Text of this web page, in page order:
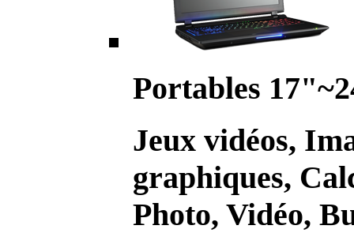
Portables
Jeux vidéos,
graphiques,
Photo, Vidéo,